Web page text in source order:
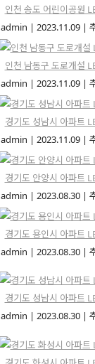
인천 송도 어린이공원
admin | 2023.11.09 |
인천 남동구 도로개설
admin | 2023.11.09 |
경기도 성남시 아파트
admin | 2023.11.09 |
경기도 안양시 아파트
admin | 2023.08.30 |
경기도 용인시 아파트
admin | 2023.08.30 |
경기도 성남시 아파트
admin | 2023.08.30 |